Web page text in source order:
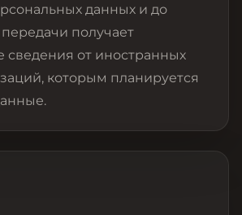
данных и до
передачи получает
сведения от иностранных
которым планируется